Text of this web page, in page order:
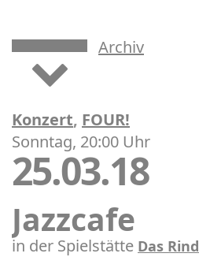
Konzert, FOUR!
Archiv
Sonntag, 20:00 Uhr
25.03.18
Jazzcafe
in der Spielstätte Das Rind